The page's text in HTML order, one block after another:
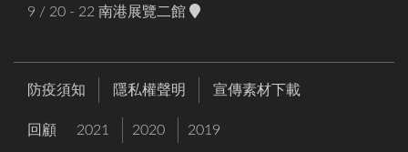
9 / 20 - 22 南港展覽二館
防疫須知 隱私權聲明 宣傳素材下載
回顧 2021 2020 2019